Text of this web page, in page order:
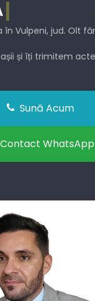
Vulpeni, jud. Olt
și îți trimitem
Sună Acum
Contact WhatsApp